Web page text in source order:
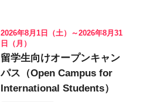
2026年8月1日（土）～2026年8月31
日（月）
留学生向けオープンキャン
パス（Open Campus for
International Students）